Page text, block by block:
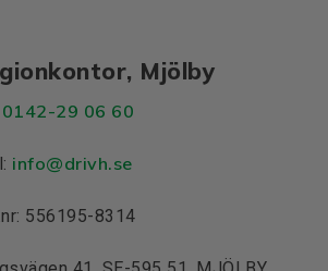
Mjölby
0142-29 06 60
info@drivh.se
556195-8314